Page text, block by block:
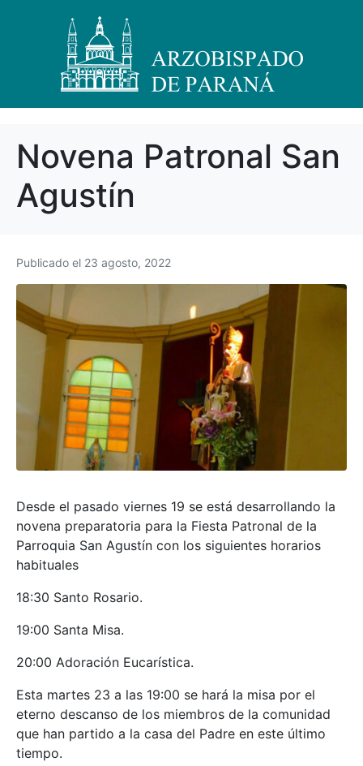
Novena Patronal San
Agustín
Publicado el 23 agosto, 2022
Desde el pasado viernes 19 se está desarrollando la
novena preparatoria para la Fiesta Patronal de la
Parroquia San Agustín con los siguientes horarios
habituales
18:30 Santo Rosario.
19:00 Santa Misa.
20:00 Adoración Eucarística.
Esta martes 23 a las 19:00 se hará la misa por el
eterno descanso de los miembros de la comunidad
que han partido a la casa del Padre en este último
tiempo.